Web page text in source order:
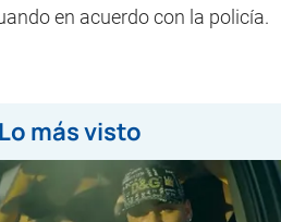
en acuerdo con la policía.
Lo más visto